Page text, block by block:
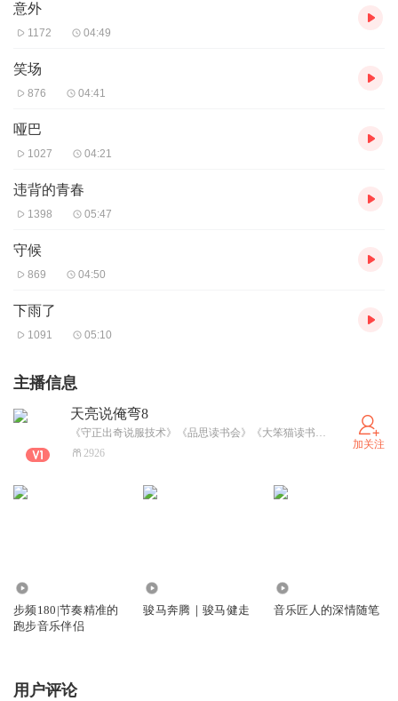
意外
1172 04:49
笑场
876 04:41
哑巴
1027 04:21
违背的青春
1398 05:47
守候
869 04:50
下雨了
1091 05:10
主播信息
天亮说俺弯8
《守正出奇说服技术》《品思读书会》《大笨猫读书会》创始人
2926
加关注
步频180|节奏精准的
跑步音乐伴侣
骏马奔腾｜骏马健走 音乐匠人的深情随笔
用户评论